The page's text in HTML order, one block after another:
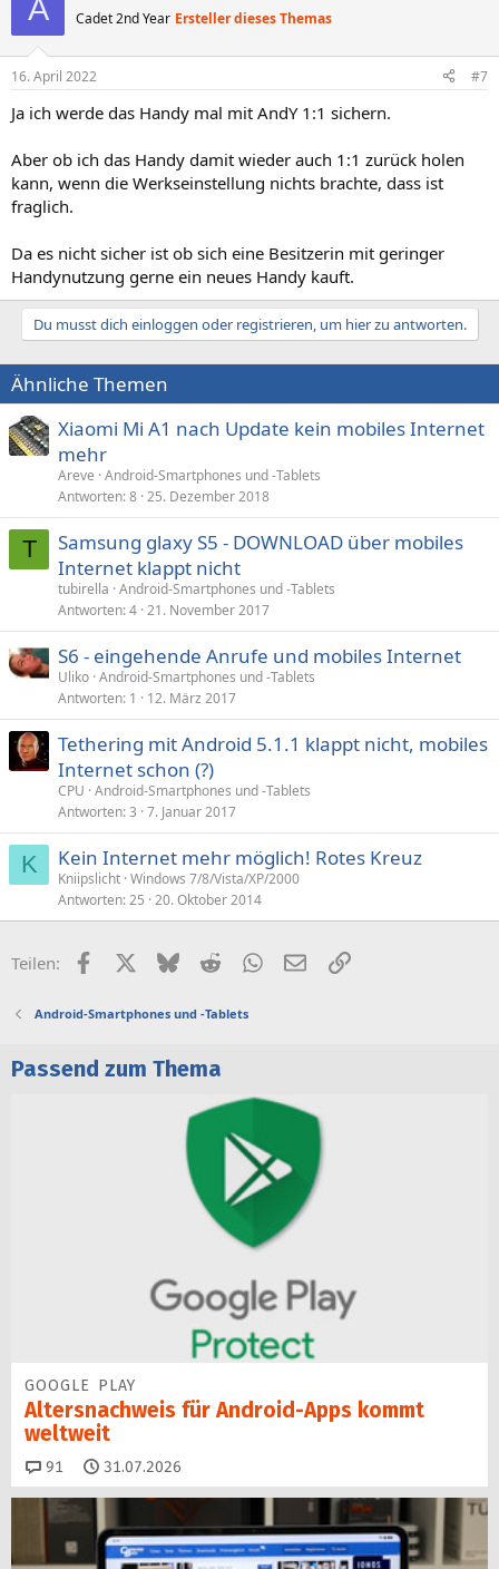
A Cadet 2nd Year Ersteller dieses Themas
16. April 2022 #7
Ja ich werde das Handy mal mit AndY 1:1 sichern.
Aber ob ich das Handy damit wieder auch 1:1 zurück holen
kann, wenn die Werkseinstellung nichts brachte, dass ist
fraglich.
Da es nicht sicher ist ob sich eine Besitzerin mit geringer
Handynutzung gerne ein neues Handy kauft.
Du musst dich einloggen oder registrieren, um hier zu antworten.
Ähnliche Themen
Xiaomi Mi A1 nach Update kein mobiles Internet
mehr
Areve Android-Smartphones und -Tablets
Antworten 8 25. Dezember 2018
T
Samsung glaxy S5 - DOWNLOAD über mobiles
Internet klappt nicht
tubirella Android-Smartphones und -Tablets
Antworten 4 21. November 2017
S6 - eingehende Anrufe und mobiles Internet
Uliko Android-Smartphones und -Tablets
Antworten 1 12. März 2017
Tethering mit Android 5.1.1 klappt nicht, mobiles
Internet schon (?)
CPU Android-Smartphones und -Tablets
Antworten 3 7. Januar 2017
K Kein Internet mehr möglich! Rotes Kreuz
Kniipslicht Windows 7/8/Vista/XP/2000
Antworten 25 20. Oktober 2014
Teilen: FacebookX (Twitter)
BlueskyRedditWhatsApp
E-MailLink
Android-Smartphones und -Tablets
Passend zum Thema
GOOGLE PLAY
Altersnachweis für Android-Apps kommt
weltweit
91 Kommentare
31.07.2026